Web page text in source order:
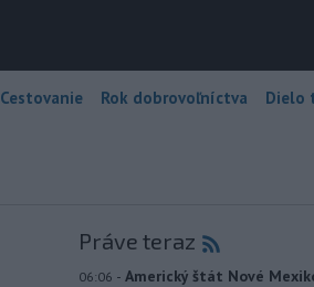
Cestovanie Rok dobrovoľníctva Dielo
Práve teraz
06:06 - Americký štát Nové